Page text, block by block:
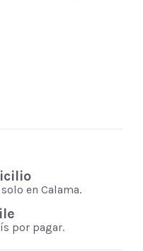
en Calama.
por pagar.